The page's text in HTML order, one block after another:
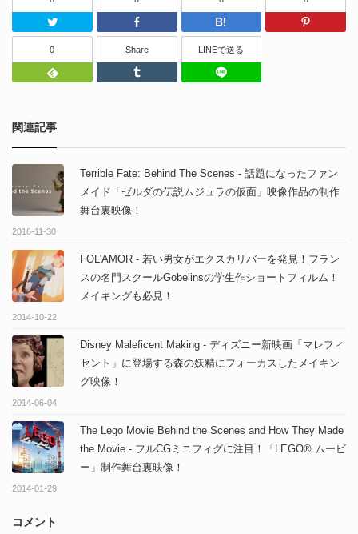
Twitter Facebook はてなブッ
0
Feedly
Share
Tumblr
LINEで送る
関連記事
Terrible Fate: Behind The Scenes - 話題になったファン
メイド「ゼルダの伝説ムジュラの仮面」映像作品の制作
舞台裏映像！
2016-11-30
FOL'AMOR - 若い男女がエクスカリバーを発見！フラン
スの名門スクールGobelinsの学生作ショートフィルム！
メイキングも必見！
2014-10-22
Disney Maleficent Making - ディズニー新映画「マレフィ
セント」に登場する森の妖精にフォーカスしたメイキン
グ映像！
2014-06-04
The Lego Movie Behind the Scenes and How They Made
the Movie - フルCGミニフィグに注目！「LEGO® ムービ
ー」制作舞台裏映像！
2014-01-29
コメント